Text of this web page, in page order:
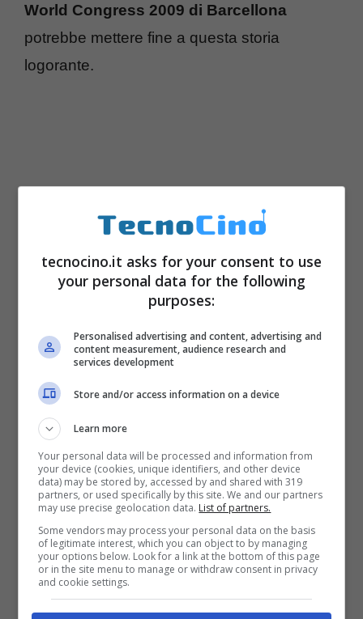
World Congress 2009 di Barcellona
potrebbe mettere fine a questa storia
logorante.
tecnocino.it asks for your consent to use
your personal data for the following
purposes:
Personalised advertising and content, advertising and
content measurement, audience research and
services development
Store and/or access information on a device
Learn more
Your personal data will be processed and information from
your device (cookies, unique identifiers, and other device
data) may be stored by, accessed by and shared with 319
partners, or used specifically by this site. We and our partners
may use precise geolocation data. List of partners.
Some vendors may process your personal data on the basis
of legitimate interest, which you can object to by managing
your options below. Look for a link at the bottom of this page
or in the site menu to manage or withdraw consent in privacy
and cookie settings.